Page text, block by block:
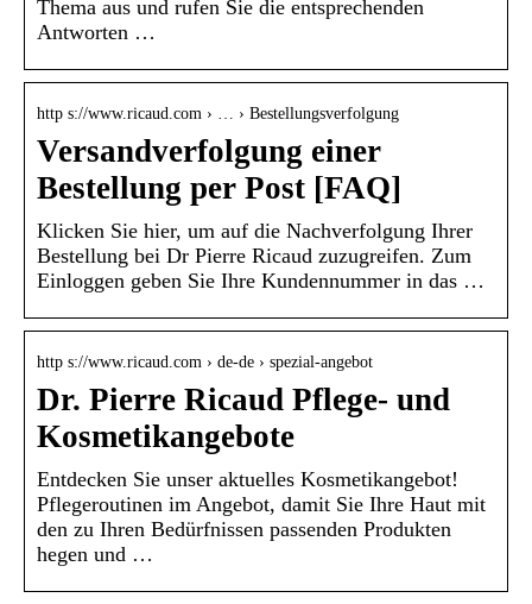
Thema aus und rufen Sie die entsprechenden
Antworten …
http s://www.ricaud.com › … › Bestellungsverfolgung
Versandverfolgung einer
Bestellung per Post [FAQ]
Klicken Sie hier, um auf die Nachverfolgung Ihrer
Bestellung bei Dr Pierre Ricaud zuzugreifen. Zum
Einloggen geben Sie Ihre Kundennummer in das …
http s://www.ricaud.com › de-de › spezial-angebot
Dr. Pierre Ricaud Pflege- und
Kosmetikangebote
Entdecken Sie unser aktuelles Kosmetikangebot!
Pflegeroutinen im Angebot, damit Sie Ihre Haut mit
den zu Ihren Bedürfnissen passenden Produkten
hegen und …